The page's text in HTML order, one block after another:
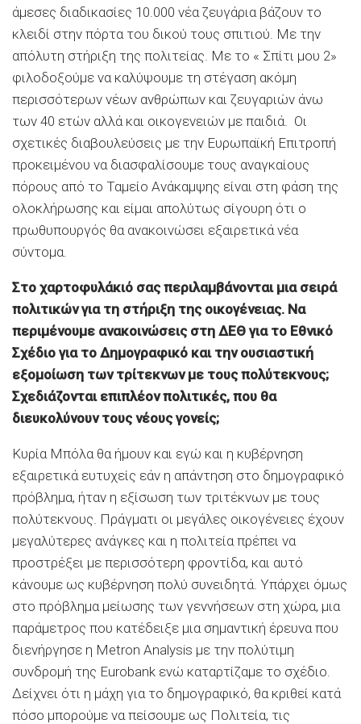
άμεσες διαδικασίες 10.000 νέα ζευγάρια βάζουν το
κλειδί στην πόρτα του δικού τους σπιτιού. Με την
απόλυτη στήριξη της πολιτείας. Με το « Σπίτι μου 2»
φιλοδοξούμε να καλύψουμε τη στέγαση ακόμη
περισσότερων νέων ανθρώπων και ζευγαριών άνω
των 40 ετών αλλά και οικογενειών με παιδιά. Οι
σχετικές διαβουλεύσεις με την Ευρωπαϊκή Επιτροπή
προκειμένου να διασφαλίσουμε τους αναγκαίους
πόρους από το Ταμείο Ανάκαμψης είναι στη φάση της
ολοκλήρωσης και είμαι απολύτως σίγουρη ότι ο
πρωθυπουργός θα ανακοινώσει εξαιρετικά νέα
σύντομα.
Στο χαρτοφυλάκιό σας περιλαμβάνονται μια σειρά
πολιτικών για τη στήριξη της οικογένειας. Να
περιμένουμε ανακοινώσεις στη ΔΕΘ για το Εθνικό
Σχέδιο για το Δημογραφικό και την ουσιαστική
εξομοίωση των τρίτεκνων με τους πολύτεκνους;
Σχεδιάζονται επιπλέον πολιτικές, που θα
διευκολύνουν τους νέους γονείς;
Κυρία Μπόλα θα ήμουν και εγώ και η κυβέρνηση
εξαιρετικά ευτυχείς εάν η απάντηση στο δημογραφικό
πρόβλημα, ήταν η εξίσωση των τριτέκνων με τους
πολύτεκνους. Πράγματι οι μεγάλες οικογένειες έχουν
μεγαλύτερες ανάγκες και η πολιτεία πρέπει να
προστρέξει με περισσότερη φροντίδα, και αυτό
κάνουμε ως κυβέρνηση πολύ συνειδητά. Υπάρχει όμως
στο πρόβλημα μείωσης των γεννήσεων στη χώρα, μια
παράμετρος που κατέδειξε μια σημαντική έρευνα που
διενήργησε η Metron Analysis με την πολύτιμη
συνδρομή της Eurobank ενώ καταρτίζαμε το σχέδιο.
Δείχνει ότι η μάχη για το δημογραφικό, θα κριθεί κατά
πόσο μπορούμε να πείσουμε ως Πολιτεία, τις